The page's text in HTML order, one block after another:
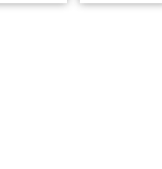
لعلاج التهاب